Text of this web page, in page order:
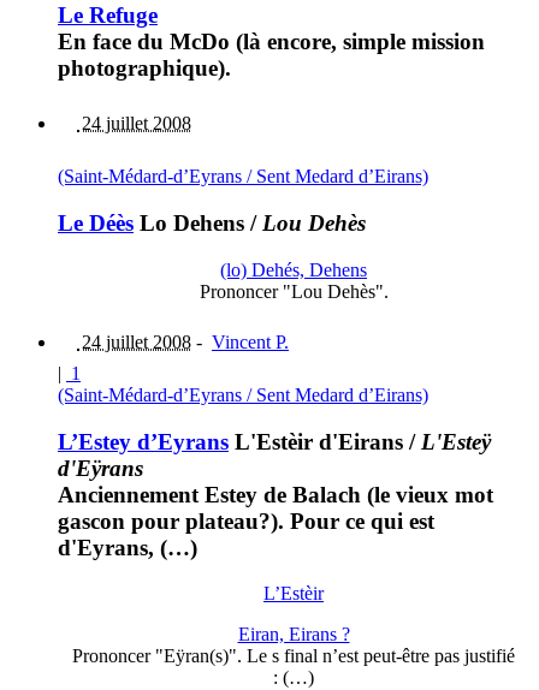
Le Refuge
En face du McDo (là encore, simple mission
photographique).
24 juillet 2008
(Saint-Médard-d’Eyrans / Sent Medard d’Eirans)
Le Déès Lo Dehens / Lou Dehès
(lo) Dehés, Dehens
Prononcer "Lou Dehès".
24 juillet 2008 - Vincent P.
| 1
(Saint-Médard-d’Eyrans / Sent Medard d’Eirans)
L’Estey d’Eyrans L'Estèir d'Eirans / L'Esteÿ
d'Eÿrans
Anciennement Estey de Balach (le vieux mot
gascon pour plateau?). Pour ce qui est
d'Eyrans, (…)
L’Estèir
Eiran, Eirans ?
Prononcer "Eÿran(s)". Le s final n’est peut-être pas justifié
: (…)